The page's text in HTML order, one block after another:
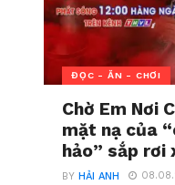
ĐỌC - ĂN - CHƠI
Chờ Em Nơi
mặt nạ của
hảo” sắp rơi
BYHẢI ANH